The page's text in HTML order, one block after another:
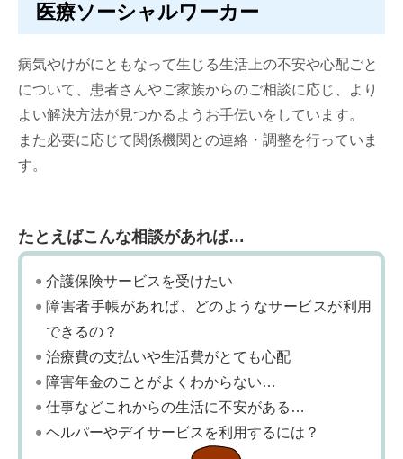
医療ソーシャルワーカー
病気やけがにともなって生じる生活上の不安や心配ごと
について、患者さんやご家族からのご相談に応じ、より
よい解決方法が見つかるようお手伝いをしています。
また必要に応じて関係機関との連絡・調整を行っていま
す。
たとえばこんな相談があれば…
介護保険サービスを受けたい
障害者手帳があれば、どのようなサービスが利用
できるの？
治療費の支払いや生活費がとても心配
障害年金のことがよくわからない…
仕事などこれからの生活に不安がある…
ヘルパーやデイサービスを利用するには？